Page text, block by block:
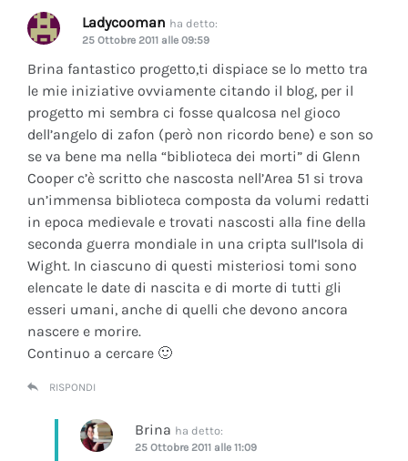
Ladycooman ha detto:
25 Ottobre 2011 alle 09:59
Brina fantastico progetto,ti dispiace se lo metto tra
le mie iniziative ovviamente citando il blog, per il
progetto mi sembra ci fosse qualcosa nel gioco
dell’angelo di zafon (però non ricordo bene) e son so
se va bene ma nella “biblioteca dei morti” di Glenn
Cooper c’è scritto che nascosta nell’Area 51 si trova
un’immensa biblioteca composta da volumi redatti
in epoca medievale e trovati nascosti alla fine della
seconda guerra mondiale in una cripta sull’Isola di
Wight. In ciascuno di questi misteriosi tomi sono
elencate le date di nascita e di morte di tutti gli
esseri umani, anche di quelli che devono ancora
nascere e morire.
Continuo a cercare 🙂
RISPONDI
Brina ha detto:
25 Ottobre 2011 alle 11:09